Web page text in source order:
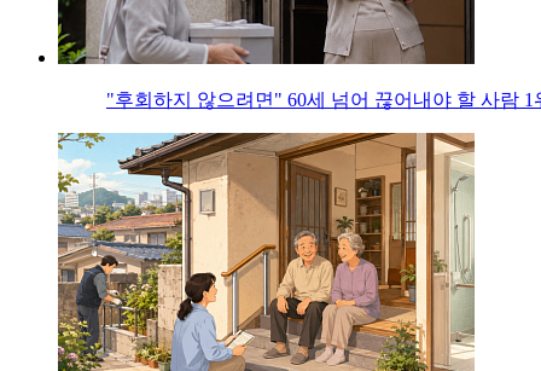
"후회하지 않으려면" 60세 넘어 끊어내야 할 사람 1